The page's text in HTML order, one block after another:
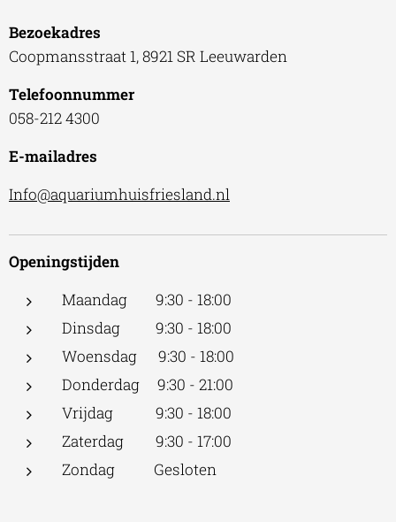
Bezoekadres
Coopmansstraat 1, 8921 SR Leeuwarden
Telefoonnummer
058-212 4300
E-mailadres
Info@aquariumhuisfriesland.nl
Openingstijden
Maandag 9:30 - 18:00
Dinsdag 9:30 - 18:00
Woensdag 9:30 - 18:00
Donderdag 9:30 - 21:00
Vrijdag 9:30 - 18:00
Zaterdag 9:30 - 17:00
Zondag Gesloten